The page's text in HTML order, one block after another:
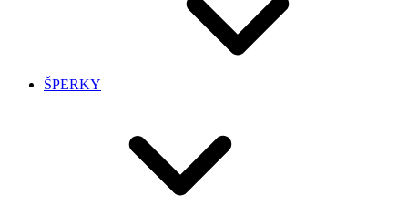
ŠPERKY